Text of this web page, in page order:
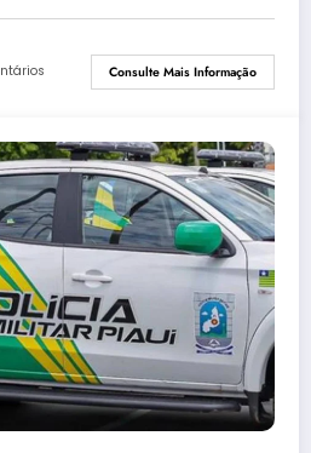
Consulte Mais Informação